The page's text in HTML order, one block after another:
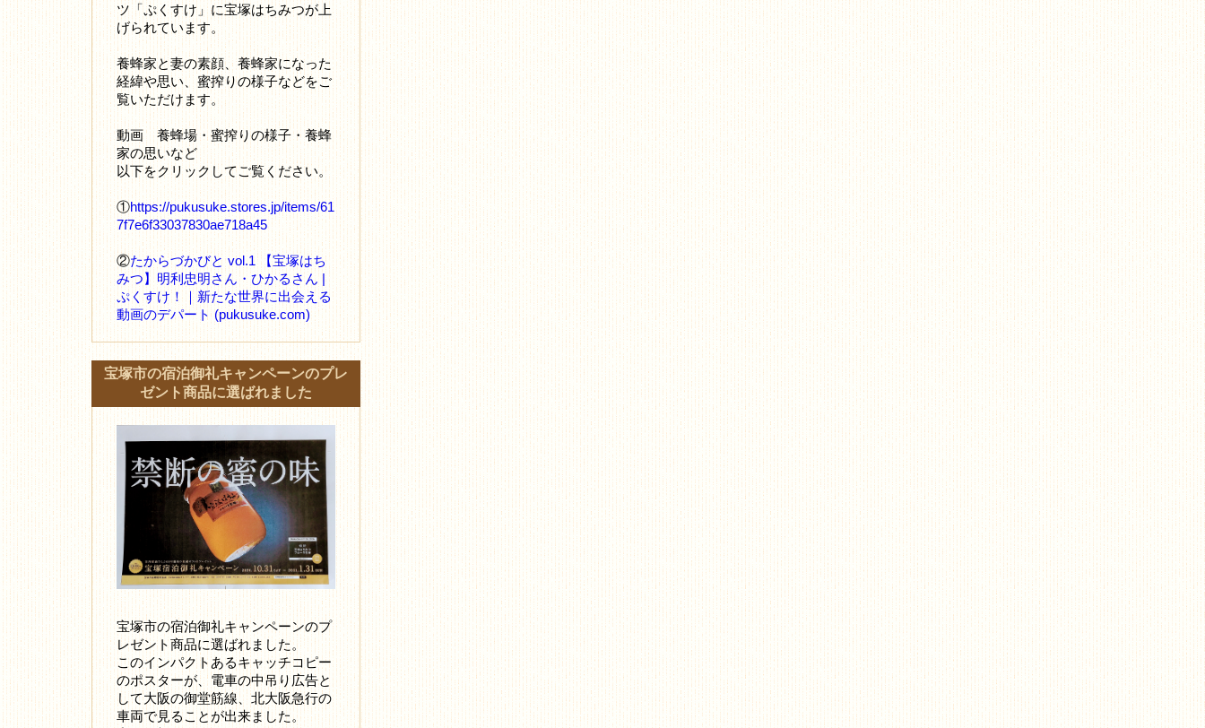
ツ「ぷくすけ」に宝塚はちみつが上
げられています。
養蜂家と妻の素顔、養蜂家になった
経緯や思い、蜜搾りの様子などをご
覧いただけます。
動画 養蜂場・蜜搾りの様子・養蜂
家の思いなど
以下をクリックしてご覧ください。
①https://pukusuke.stores.jp/items/61
7f7e6f33037830ae718a45
②たからづかびと vol.1 【宝塚はち
みつ】明利忠明さん・ひかるさん |
ぷくすけ！｜新たな世界に出会える
動画のデパート (pukusuke.com)
宝塚市の宿泊御礼キャンペーンのプレ
ゼント商品に選ばれました
宝塚市の宿泊御礼キャンペーンのプ
レゼント商品に選ばれました。
このインパクトあるキャッチコピー
のポスターが、電車の中吊り広告と
して大阪の御堂筋線、北大阪急行の
車両で見ることが出来ました。